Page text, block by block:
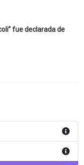
fue declarada de